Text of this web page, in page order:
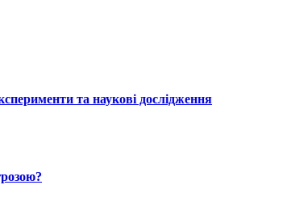
та наукові дослідження